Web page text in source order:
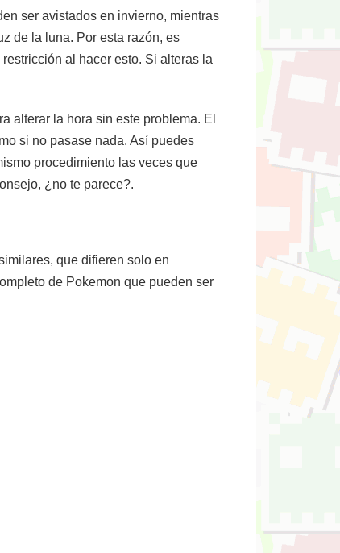
ser avistados en invierno, mientras
de la luna. Por esta razón, es
al hacer esto. Si alteras la
alterar la hora sin este problema. El
si no pasase nada. Así puedes
procedimiento las veces que
¿no te parece?.
que difieren solo en
de Pokemon que pueden ser